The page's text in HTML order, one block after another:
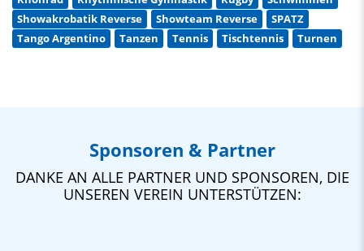
Showakrobatik Reverse
Showteam Reverse
SPATZ
Tango Argentino
Tanzen Tennis Tischtennis Turnen
Sponsoren & Partner
DANKE AN ALLE PARTNER UND SPONSOREN, DIE
UNSEREN VEREIN UNTERSTÜTZEN: